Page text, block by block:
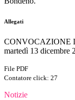
Allegati
CONVOCAZIONE
martedì 13 dicembre
File PDF
Contatore click: 27
Notizie